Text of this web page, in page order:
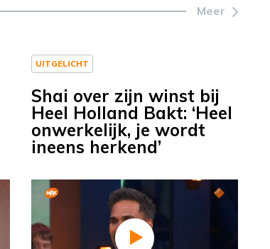
Meer
UITGELICHT
Shai over zijn winst bij
Heel Holland Bakt: ‘Heel
onwerkelijk, je wordt
ineens herkend’